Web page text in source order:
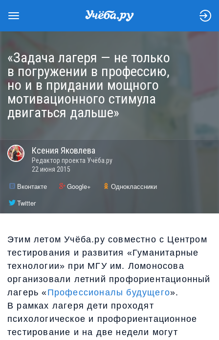
«Задача лагеря — не только
в погружении в профессию,
но и в придании мощного
мотивационного стимула
двигаться дальше»
Ксения Яковлева
Редактор проекта Учёба.ру
22 июня 2015
Вконтакте Google+
Одноклассники
Twitter
Этим летом Учёба.ру совместно с Центром
тестирования и развития «Гуманитарные
технологии» при МГУ им. Ломоносова
организовали летний профориентационный
лагерь «Профессионалы будущего».
В рамках лагеря дети проходят
психологическое и профориентационное
тестирование и на две недели могут